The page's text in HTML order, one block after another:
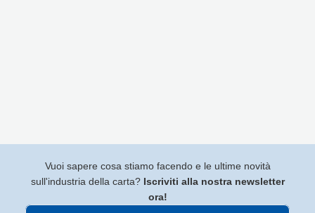
Vuoi sapere cosa stiamo facendo e le ultime novità
sull'industria della carta? Iscriviti alla nostra newsletter
ora!